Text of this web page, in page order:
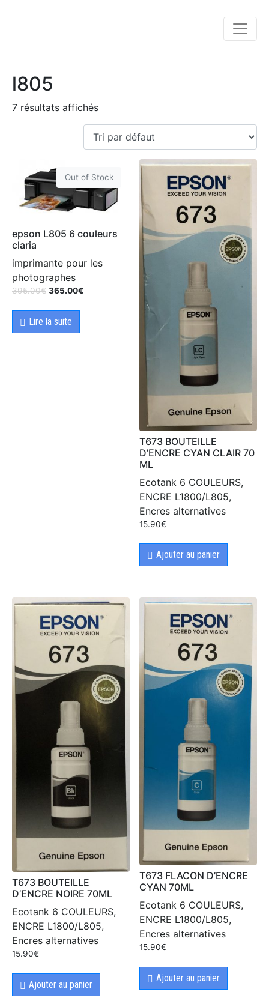
l805
7 résultats affichés
Out of Stock
epson L805 6 couleurs
claria
imprimante pour les
photographes
395.00€ 365.00€
Lire la suite
T673 BOUTEILLE
D’ENCRE CYAN CLAIR 70
ML
Ecotank 6 COULEURS,
ENCRE L1800/L805,
Encres alternatives
15.90€
Ajouter au panier
T673 BOUTEILLE
D’ENCRE NOIRE 70ML
Ecotank 6 COULEURS,
ENCRE L1800/L805,
Encres alternatives
15.90€
Ajouter au panier
T673 FLACON D’ENCRE
CYAN 70ML
Ecotank 6 COULEURS,
ENCRE L1800/L805,
Encres alternatives
15.90€
Ajouter au panier